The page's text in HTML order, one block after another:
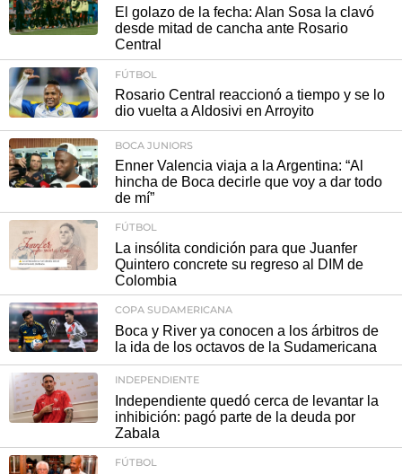
El golazo de la fecha: Alan Sosa la clavó
desde mitad de cancha ante Rosario
Central
FÚTBOL
Rosario Central reaccionó a tiempo y se lo
dio vuelta a Aldosivi en Arroyito
BOCA JUNIORS
Enner Valencia viaja a la Argentina: “Al
hincha de Boca decirle que voy a dar todo
de mí”
FÚTBOL
La insólita condición para que Juanfer
Quintero concrete su regreso al DIM de
Colombia
COPA SUDAMERICANA
Boca y River ya conocen a los árbitros de
la ida de los octavos de la Sudamericana
INDEPENDIENTE
Independiente quedó cerca de levantar la
inhibición: pagó parte de la deuda por
Zabala
FÚTBOL